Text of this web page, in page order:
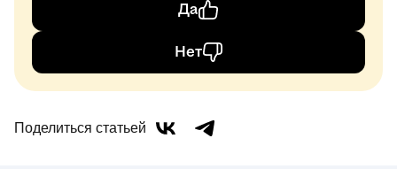
Да
Нет
Поделиться статьей